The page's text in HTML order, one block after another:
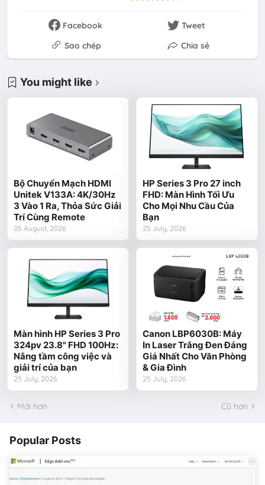
Facebook
Tweet
Sao chép
Chia sẻ
You might like
Bộ Chuyển Mạch HDMI
Unitek V133A: 4K/30Hz
3 Vào 1 Ra, Thỏa Sức Giải
Trí Cùng Remote
05 August, 2026
HP Series 3 Pro 27 inch
FHD: Màn Hình Tối Ưu
Cho Mọi Nhu Cầu Của
Bạn
25 July, 2026
Màn hình HP Series 3 Pro
324pv 23.8" FHD 100Hz:
Nâng tầm công việc và
giải trí của bạn
25 July, 2026
Canon LBP6030B: Máy
In Laser Trắng Đen Đáng
Giá Nhất Cho Văn Phòng
& Gia Đình
25 July, 2026
Mới hơn Cũ hơn
Popular Posts